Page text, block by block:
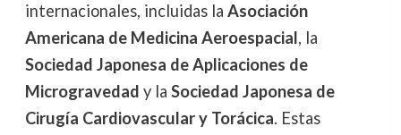
internacionales, incluidas la Asociación
Americana de Medicina Aeroespacial, la
Sociedad Japonesa de Aplicaciones de
Microgravedad y la Sociedad Japonesa de
Cirugía Cardiovascular y Torácica. Estas